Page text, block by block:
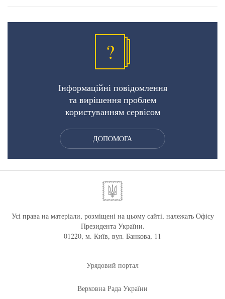
?
Інформаційні повідомлення
та вирішення проблем
користуванням сервісом
ДОПОМОГА
Усі права на матеріали, розміщені на цьому сайті, належать Офісу
Президента України.
01220, м. Київ, вул. Банкова, 11
Урядовий портал
Верховна Рада України